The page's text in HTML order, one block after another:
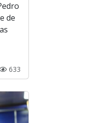
de
633